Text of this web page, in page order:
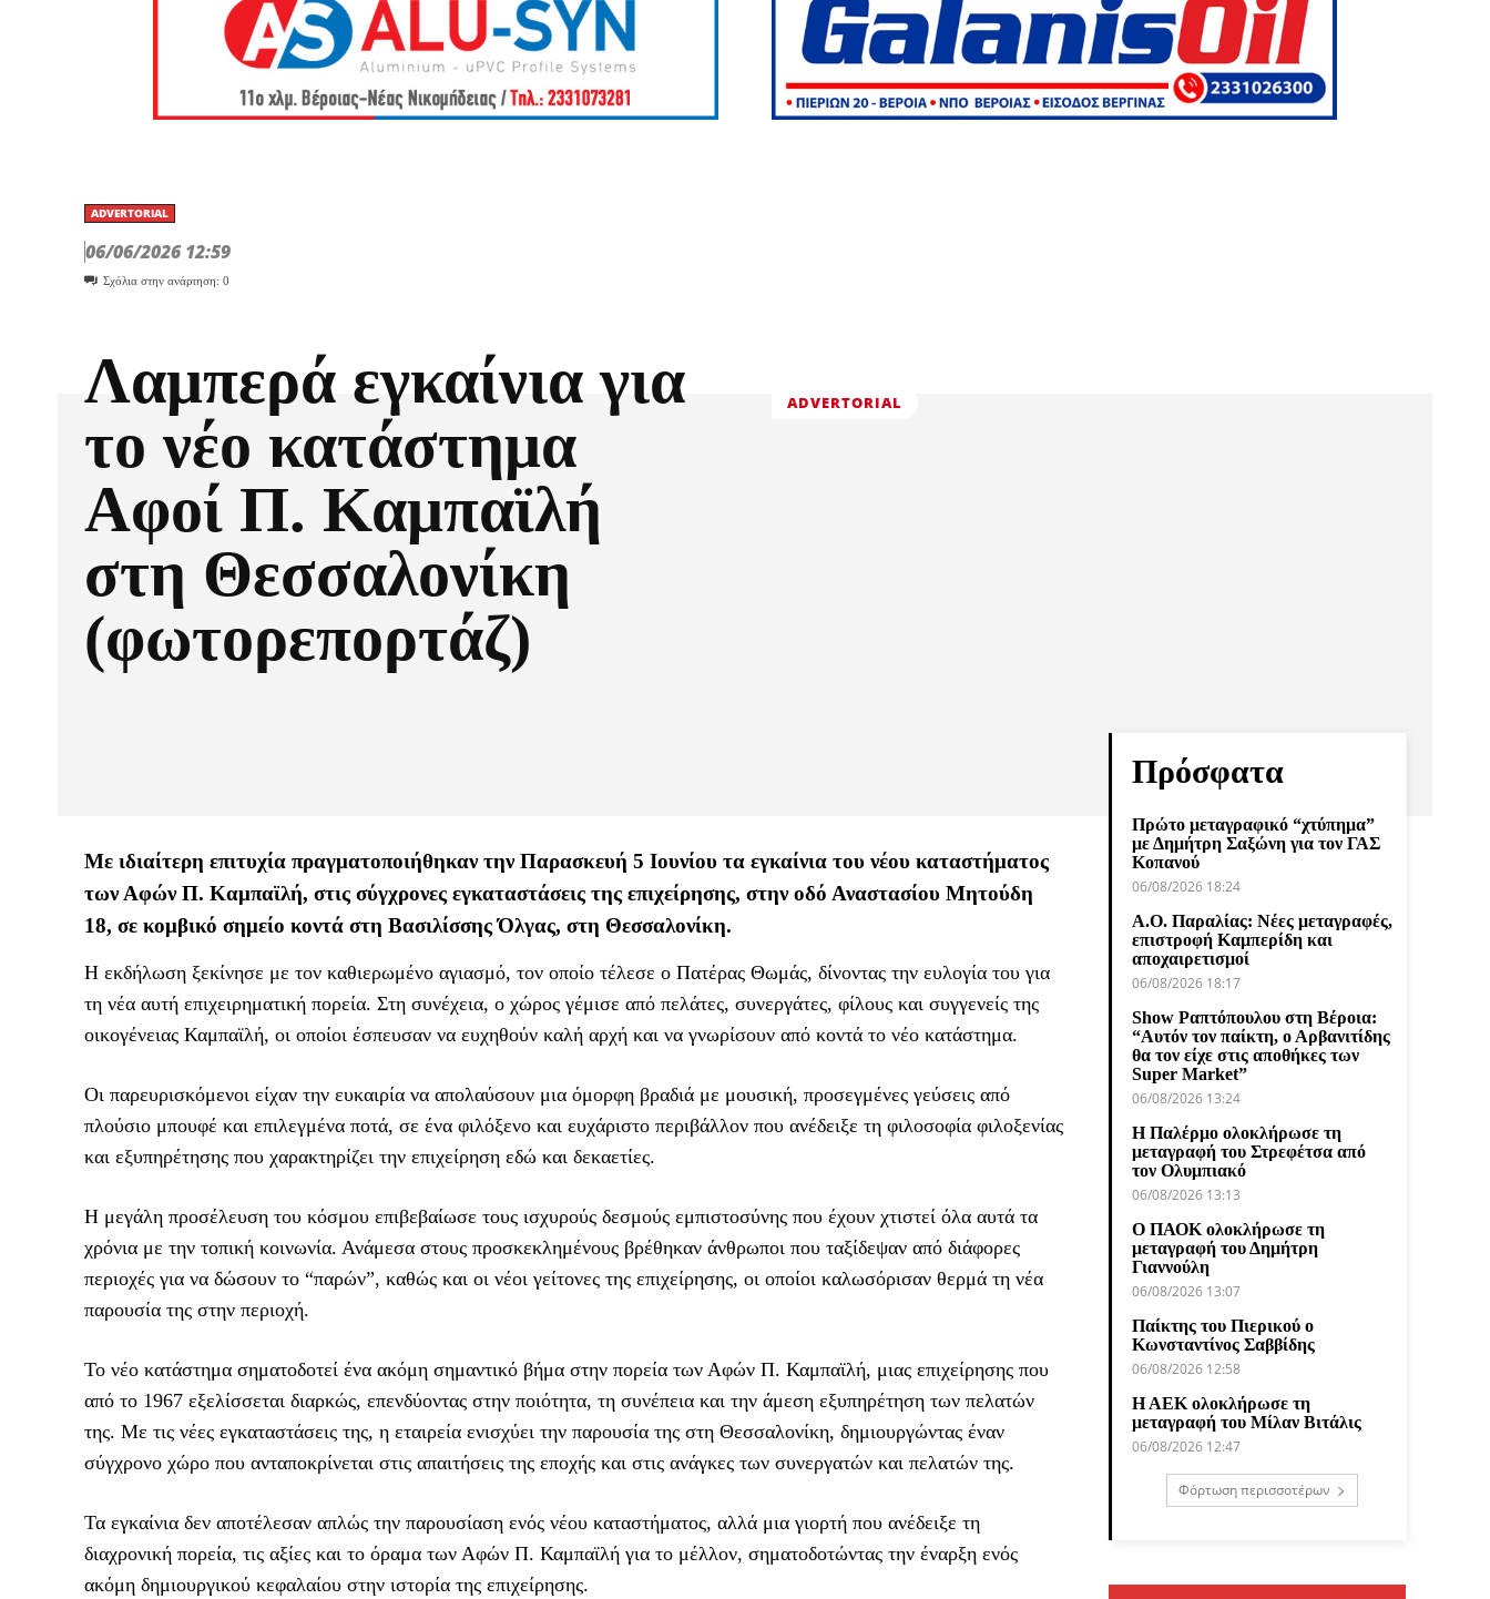
ADVERTORIAL
06/06/2026 12:59
Σχόλια στην ανάρτηση: 0
Λαμπερά εγκαίνια για
το νέο κατάστημα
Αφοί Π. Καμπαϊλή
στη Θεσσαλονίκη
(φωτορεπορτάζ)
ADVERTORIAL
Με ιδιαίτερη επιτυχία πραγματοποιήθηκαν την Παρασκευή 5 Ιουνίου τα εγκαίνια του νέου καταστήματος
των Αφών Π. Καμπαϊλή, στις σύγχρονες εγκαταστάσεις της επιχείρησης, στην οδό Αναστασίου Μητούδη
18, σε κομβικό σημείο κοντά στη Βασιλίσσης Όλγας, στη Θεσσαλονίκη.
Η εκδήλωση ξεκίνησε με τον καθιερωμένο αγιασμό, τον οποίο τέλεσε ο Πατέρας Θωμάς, δίνοντας την ευλογία του για
τη νέα αυτή επιχειρηματική πορεία. Στη συνέχεια, ο χώρος γέμισε από πελάτες, συνεργάτες, φίλους και συγγενείς της
οικογένειας Καμπαϊλή, οι οποίοι έσπευσαν να ευχηθούν καλή αρχή και να γνωρίσουν από κοντά το νέο κατάστημα.
Οι παρευρισκόμενοι είχαν την ευκαιρία να απολαύσουν μια όμορφη βραδιά με μουσική, προσεγμένες γεύσεις από
πλούσιο μπουφέ και επιλεγμένα ποτά, σε ένα φιλόξενο και ευχάριστο περιβάλλον που ανέδειξε τη φιλοσοφία φιλοξενίας
και εξυπηρέτησης που χαρακτηρίζει την επιχείρηση εδώ και δεκαετίες.
Η μεγάλη προσέλευση του κόσμου επιβεβαίωσε τους ισχυρούς δεσμούς εμπιστοσύνης που έχουν χτιστεί όλα αυτά τα
χρόνια με την τοπική κοινωνία. Ανάμεσα στους προσκεκλημένους βρέθηκαν άνθρωποι που ταξίδεψαν από διάφορες
περιοχές για να δώσουν το “παρών”, καθώς και οι νέοι γείτονες της επιχείρησης, οι οποίοι καλωσόρισαν θερμά τη νέα
παρουσία της στην περιοχή.
Το νέο κατάστημα σηματοδοτεί ένα ακόμη σημαντικό βήμα στην πορεία των Αφών Π. Καμπαϊλή, μιας επιχείρησης που
από το 1967 εξελίσσεται διαρκώς, επενδύοντας στην ποιότητα, τη συνέπεια και την άμεση εξυπηρέτηση των πελατών
της. Με τις νέες εγκαταστάσεις της, η εταιρεία ενισχύει την παρουσία της στη Θεσσαλονίκη, δημιουργώντας έναν
σύγχρονο χώρο που ανταποκρίνεται στις απαιτήσεις της εποχής και στις ανάγκες των συνεργατών και πελατών της.
Τα εγκαίνια δεν αποτέλεσαν απλώς την παρουσίαση ενός νέου καταστήματος, αλλά μια γιορτή που ανέδειξε τη
διαχρονική πορεία, τις αξίες και το όραμα των Αφών Π. Καμπαϊλή για το μέλλον, σηματοδοτώντας την έναρξη ενός
ακόμη δημιουργικού κεφαλαίου στην ιστορία της επιχείρησης.
Πρόσφατα
Πρώτο μεταγραφικό “χτύπημα”
με Δημήτρη Σαξώνη για τον ΓΑΣ
Κοπανού
06/08/2026 18:24
Α.Ο. Παραλίας: Νέες μεταγραφές,
επιστροφή Καμπερίδη και
αποχαιρετισμοί
06/08/2026 18:17
Show Ραπτόπουλου στη Βέροια:
“Αυτόν τον παίκτη, ο Αρβανιτίδης
θα τον είχε στις αποθήκες των
Super Market”
06/08/2026 13:24
Η Παλέρμο ολοκλήρωσε τη
μεταγραφή του Στρεφέτσα από
τον Ολυμπιακό
06/08/2026 13:13
Ο ΠΑΟΚ ολοκλήρωσε τη
μεταγραφή του Δημήτρη
Γιαννούλη
06/08/2026 13:07
Παίκτης του Πιερικού ο
Κωνσταντίνος Σαββίδης
06/08/2026 12:58
Η ΑΕΚ ολοκλήρωσε τη
μεταγραφή του Μίλαν Βιτάλις
06/08/2026 12:47
Φόρτωση περισσοτέρων